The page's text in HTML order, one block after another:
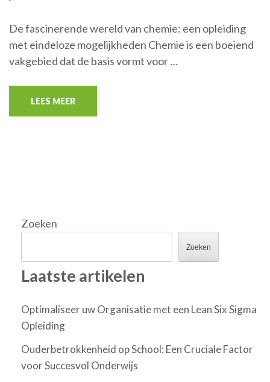
De fascinerende wereld van chemie: een opleiding
met eindeloze mogelijkheden Chemie is een boeiend
vakgebied dat de basis vormt voor …
LEES MEER
Zoeken
Zoeken
Laatste artikelen
Optimaliseer uw Organisatie met een Lean Six Sigma
Opleiding
Ouderbetrokkenheid op School: Een Cruciale Factor
voor Succesvol Onderwijs